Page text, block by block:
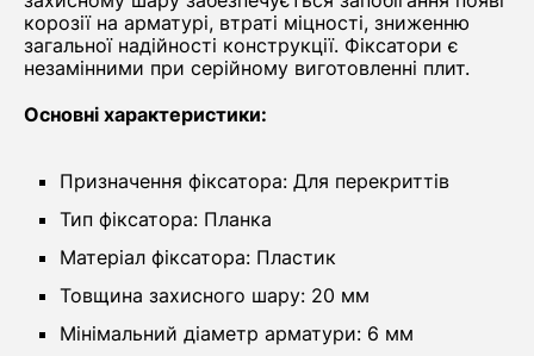
корозії на арматурі, втраті міцності, зниженню
загальної надійності конструкції. Фіксатори є
незамінними при серійному виготовленні плит.
Основні характеристики:
Призначення фіксатора: Для перекриттів
Тип фіксатора: Планка
Матеріал фіксатора: Пластик
Товщина захисного шару: 20 мм
Мінімальний діаметр арматури: 6 мм